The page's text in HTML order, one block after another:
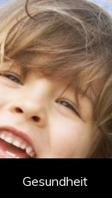
Gesundheit